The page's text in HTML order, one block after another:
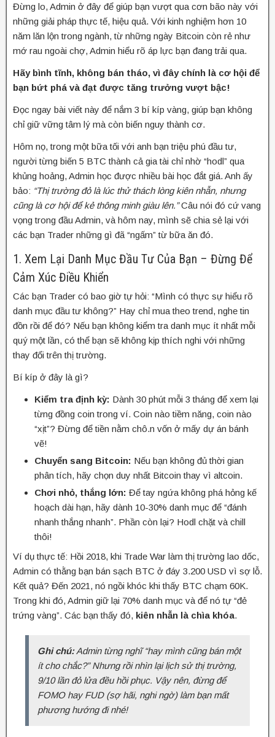
Đừng lo, Admin ở đây để giúp bạn vượt qua cơn bão này với
những giải pháp thực tế, hiệu quả. Với kinh nghiệm hơn 10
năm lăn lộn trong ngành, từ những ngày Bitcoin còn rẻ như
mớ rau ngoài chợ, Admin hiểu rõ áp lực bạn đang trải qua.
Hãy bình tĩnh, không bán tháo, vì đây chính là cơ hội để
bạn bứt phá và đạt được tăng trưởng vượt bậc!
Đọc ngay bài viết này để nắm 3 bí kíp vàng, giúp bạn không
chỉ giữ vững tâm lý mà còn biến nguy thành cơ.
Hôm nọ, trong một bữa tối với anh bạn triệu phú đầu tư,
người từng biến 5 BTC thành cả gia tài chỉ nhờ “hodl” qua
khủng hoảng, Admin học được nhiều bài học đắt giá. Anh ấy
bảo: “Thị trường đỏ là lúc thử thách lòng kiên nhẫn, nhưng
cũng là cơ hội để kẻ thông minh giàu lên.”Câu nói đó cứ vang
vọng trong đầu Admin, và hôm nay, mình sẽ chia sẻ lại với
các bạn Trader những gì đã “ngấm” từ bữa ăn đó.
1. Xem Lại Danh Mục Đầu Tư Của Bạn – Đừng Để
Cảm Xúc Điều Khiển
Các bạn Trader có bao giờ tự hỏi: “Mình có thực sự hiểu rõ
danh mục đầu tư không?” Hay chỉ mua theo trend, nghe tin
đồn rồi để đó? Nếu bạn không kiểm tra danh mục ít nhất mỗi
quý một lần, có thể bạn sẽ không kịp thích nghi với những
thay đổi trên thị trường.
Bí kíp ở đây là gì?
Kiểm tra định kỳ: Dành 30 phút mỗi 3 tháng để xem lại
từng đồng coin trong ví. Coin nào tiềm năng, coin nào
“xịt”? Đừng để tiền nằm chô.n vốn ở mấy dự án bánh
vẽ!
Chuyển sang Bitcoin: Nếu bạn không đủ thời gian
phân tích, hãy chọn duy nhất Bitcoin thay vì altcoin.
Chơi nhỏ, thắng lớn: Để tay ngứa không phá hỏng kế
hoạch dài hạn, hãy dành 10-30% danh mục để “đánh
nhanh thắng nhanh”. Phần còn lại? Hodl chặt và chill
thôi!
Ví dụ thực tế: Hồi 2018, khi Trade War làm thị trường lao dốc,
Admin có thằng bạn bán sạch BTC ở đáy 3.200 USD vì sợ lỗ.
Kết quả? Đến 2021, nó ngồi khóc khi thấy BTC chạm 60K.
Trong khi đó, Admin giữ lại 70% danh mục và để nó tự “đẻ
trứng vàng”. Các bạn thấy đó, kiên nhẫn là chìa khóa.
Ghi chú:Admin từng nghĩ “hay mình cũng bán một
ít cho chắc?” Nhưng rồi nhìn lại lịch sử thị trường,
9/10 lần đỏ lửa đều hồi phục. Vậy nên, đừng để
FOMO hay FUD (sợ hãi, nghi ngờ) làm bạn mất
phương hướng đi nhé!